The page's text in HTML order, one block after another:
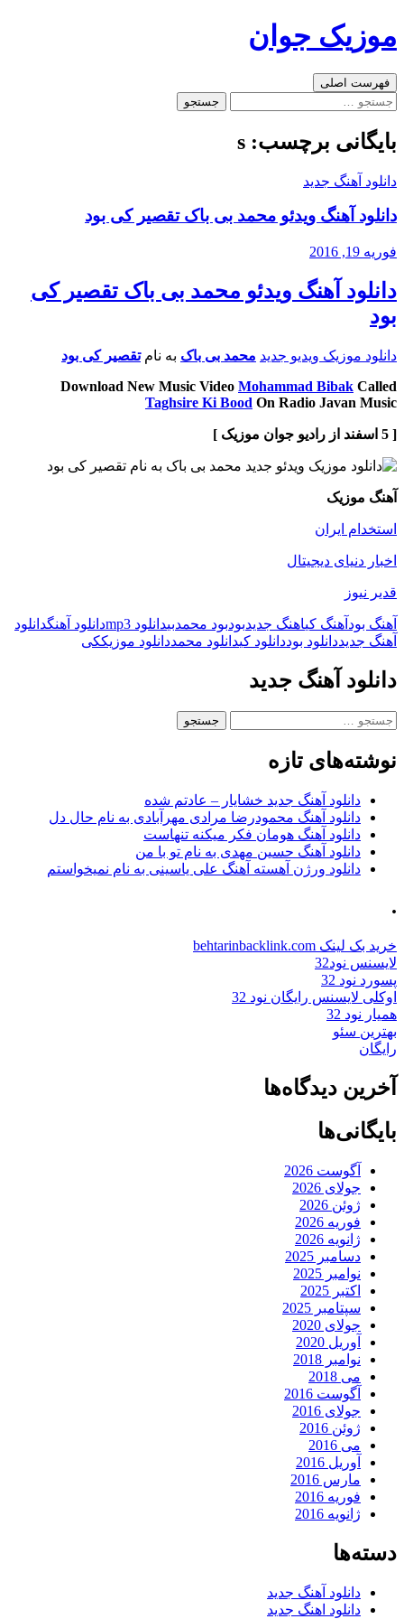
به
موزیک جوان
جست‌وجو
فهرست اصلی
جستجو
بایگانی برچسب: s
دانلود آهنگ جدید
دانلود آهنگ ویدئو محمد بی باک تقصیر کی بود
فوریه 19, 2016
دانلود آهنگ ویدئو محمد بی باک تقصیر کی
بود
دانلود موزیک ویدیو جدید محمد بی باک به نامتقصیر کی بود
Download New Music Video Mohammad Bibak Called
Taghsire Ki Bood On Radio Javan Music
[ 5 اسفند از رادیو جوان موزیک ]
آهنگ موزیک
استخدام ایران
اخبار دنیای دیجیتال
قدیر نیوز
آهنگ بود آهنگ کیاهنگ جدیدبودبود محمدبیدانلود mp3 دانلود آهنگدانلود
آهنگ جدیددانلود بوددانلود کیدانلود محمددانلود موزیککی
دانلود آهنگ جدید
جستجو
نوشته‌های تازه
دانلود آهنگ جدید خشایار – عادتم شده
دانلود آهنگ محمودرضا مرادی مهرآبادی به نام حال دل
دانلود آهنگ هومان فکر میکنه تنهاست
دانلود آهنگ حسین مهدی به نام تو با من
دانلود ورژن آهسته آهنگ علی یاسینی به نام نمیخواستم
.
خرید بک لینک behtarinbacklink.com
لایسنس نود32
پسورد نود 32
اوکلی لایسنس رایگان نود 32
همیار نود 32
بهترین سئو
رایگان
آخرین دیدگاه‌ها
بایگانی‌ها
آگوست 2026
جولای 2026
ژوئن 2026
فوریه 2026
ژانویه 2026
دسامبر 2025
نوامبر 2025
اکتبر 2025
سپتامبر 2025
جولای 2020
آوریل 2020
نوامبر 2018
می 2018
آگوست 2016
جولای 2016
ژوئن 2016
می 2016
آوریل 2016
مارس 2016
فوریه 2016
ژانویه 2016
دسته‌ها
دانلود آهنگ جدید
دانلود اهنگ جدید